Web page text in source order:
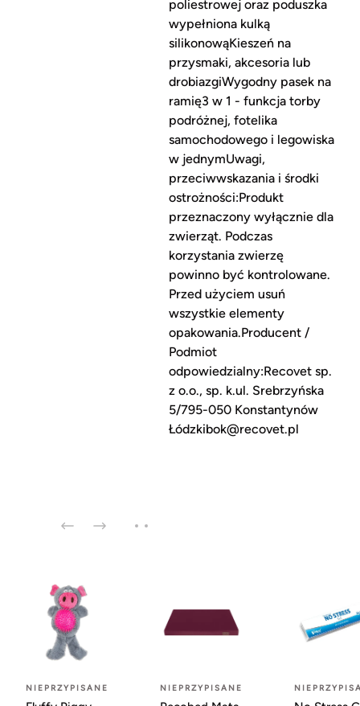
poliestrowej oraz poduszka
wypełniona kulką
silikonowąKieszeń na
przysmaki, akcesoria lub
drobiazgiWygodny pasek na
ramię3 w 1 - funkcja torby
podróżnej, fotelika
samochodowego i legowiska
w jednymUwagi,
przeciwwskazania i środki
ostrożności:Produkt
przeznaczony wyłącznie dla
zwierząt. Podczas
korzystania zwierzę
powinno być kontrolowane.
Przed użyciem usuń
wszystkie elementy
opakowania.Producent /
Podmiot
odpowiedzialny:Recovet sp.
z o.o., sp. k.ul. Srebrzyńska
5/795-050 Konstantynów
Łódzkibok@recovet.pl
NIEPRZYPISANE NIEPRZYPISANE